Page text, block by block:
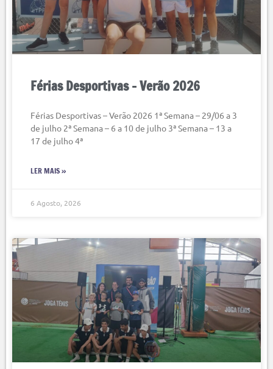
Férias Desportivas – Verão 2026
Férias Desportivas – Verão 2026 1ª Semana – 29/06 a 3
de julho 2ª Semana – 6 a 10 de julho 3ª Semana – 13 a
17 de julho 4ª
LER MAIS »
6 Agosto, 2026